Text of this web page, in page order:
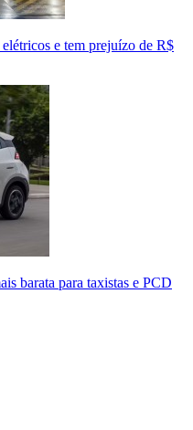
e tem prejuízo de R$
barata para taxistas e PCD